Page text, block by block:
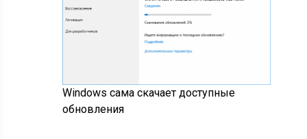
Windows сама скачает доступные
обновления